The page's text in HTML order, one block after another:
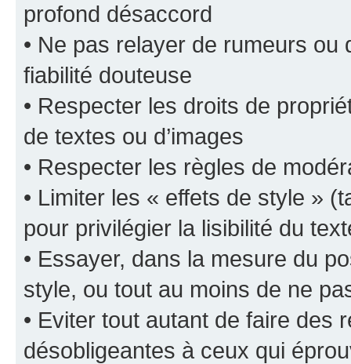
profond désaccord
• Ne pas relayer de rumeurs ou
fiabilité douteuse
• Respecter les droits de
de textes ou d’images
• Respecter les règles de
• Limiter les « effets de style »
pour privilégier la lisibilité du
• Essayer, dans la mesure du
style, ou tout au moins de ne
• Eviter tout autant de faire des
désobligeantes à ceux qui